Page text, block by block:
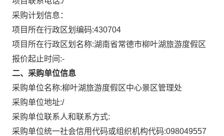
采购计划信息：
项目所在行政区划编码:430704
项目所在行政区划名称:湖南省常德市柳叶湖旅游度假区
报价起止时间:-
二、采购单位信息
采购单位名称:柳叶湖旅游度假区中心景区管理处
采购单位地址:/
采购单位联系人和联系方式:
采购单位统一社会信用代码或组织机构代码:098049557